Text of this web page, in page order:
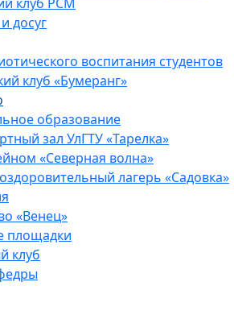
досуг
воспитания студентов
клуб «Бумеранг»
образование
зал УлГТУ «Тарелка»
«Северная волна»
лагерь «Садовка»
«Венец»
площадки
клуб